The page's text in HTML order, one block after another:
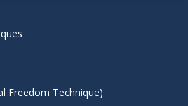
Freedom Technique)